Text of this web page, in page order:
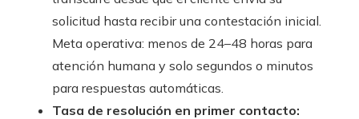
solicitud hasta recibir una contestación inicial.
Meta operativa: menos de 24–48 horas para
atención humana y solo segundos o minutos
para respuestas automáticas.
Tasa de resolución en primer contacto: